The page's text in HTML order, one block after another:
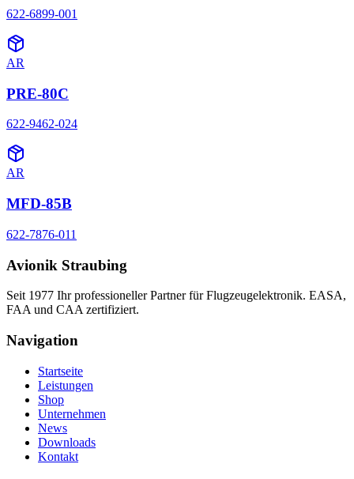
622-6899-001
AR
PRE-80C
622-9462-024
AR
MFD-85B
622-7876-011
Avionik Straubing
Seit 1977 Ihr professioneller Partner für Flugzeugelektronik. EASA,
FAA und CAA zertifiziert.
Navigation
Startseite
Leistungen
Shop
Unternehmen
News
Downloads
Kontakt